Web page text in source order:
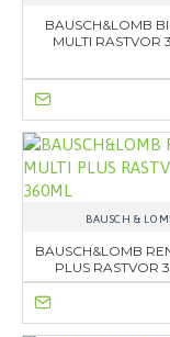
BAUSCH&LOMB
MULTI RASTVOR
BAUSCH &
BAUSCH&LOMB
PLUS RASTVOR